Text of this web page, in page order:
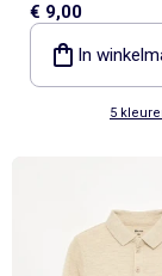
€ 9,00
In
5